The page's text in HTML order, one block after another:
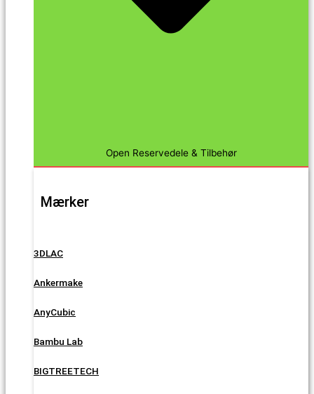
Open Reservedele & Tilbehør
Mærker
3DLAC
Ankermake
AnyCubic
Bambu Lab
BIGTREETECH